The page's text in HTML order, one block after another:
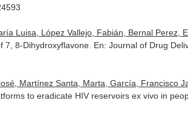
Luisa, López Vallejo, Fabián, Bernal Perez,
7, 8-Dihydroxyflavone. En: Journal of Drug
Martínez Santa, Marta, García, Francisco
to eradicate HIV reservoirs ex vivo in